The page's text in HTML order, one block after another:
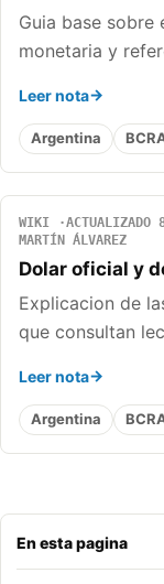
En esta pagina
Guia base sobre
monetaria y
Leer nota
Argentina
WIKI ACTUALIZADO
MARTÍN ÁLVAREZ
Dolar oficial y
Explicacion de
que consultan
Leer nota
Argentina